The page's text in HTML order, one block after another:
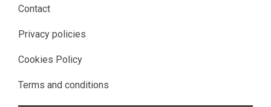
Contact
Privacy policies
Cookies Policy
Terms and conditions